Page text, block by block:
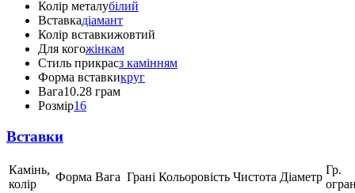
Колір металубілий
Вставкадіамант
Колір вставкижовтий
Для когожінкам
Стиль прикрасз камінням
Форма вставкикруг
Вага10.28 грам
Розмір16
Вставки
Камінь,
колір
Форма Вага Грані Кольоровість Чистота Діаметр
Гр.